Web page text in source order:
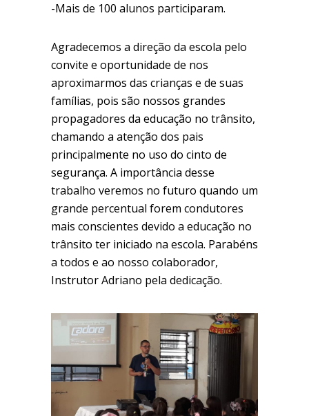
-Mais de 100 alunos participaram.
Agradecemos a direção da escola pelo
convite e oportunidade de nos
aproximarmos das crianças e de suas
famílias, pois são nossos grandes
propagadores da educação no trânsito,
chamando a atenção dos pais
principalmente no uso do cinto de
segurança. A importância desse
trabalho veremos no futuro quando um
grande percentual forem condutores
mais conscientes devido a educação no
trânsito ter iniciado na escola. Parabéns
a todos e ao nosso colaborador,
Instrutor Adriano pela dedicação.